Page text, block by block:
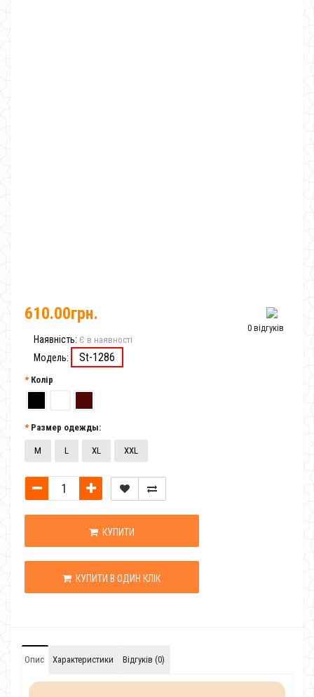
0 відгуків
610.00грн.
Наявність: Є в наявності
Модель: St-1286
Колір
Размер одежды:
M L XL XXL
КУПИТИ
КУПИТИ В ОДИН КЛІК
Опис Характеристики Відгуків (0)